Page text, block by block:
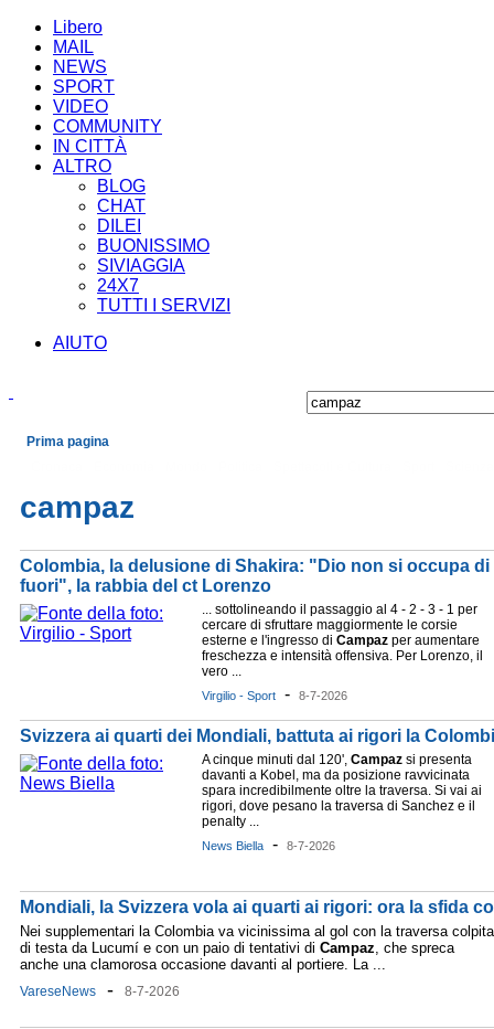
Libero
MAIL
NEWS
SPORT
VIDEO
COMMUNITY
IN CITTÀ
ALTRO
BLOG
CHAT
DILEI
BUONISSIMO
SIVIAGGIA
24X7
TUTTI I SERVIZI
AIUTO
Prima pagina
campaz
Colombia, la delusione di Shakira: "Dio non si occupa
fuori", la rabbia del ct Lorenzo
... sottolineando il passaggio al 4 - 2 - 3 - 1 per
cercare di sfruttare maggiormente le corsie
esterne e l'ingresso di Campaz per aumentare
freschezza e intensità offensiva. Per Lorenzo, il
vero ...
Virgilio - Sport - 8-7-2026
Svizzera ai quarti dei Mondiali, battuta ai rigori la
A cinque minuti dal 120', Campaz si presenta
davanti a Kobel, ma da posizione ravvicinata
spara incredibilmente oltre la traversa. Si vai ai
rigori, dove pesano la traversa di Sanchez e il
penalty ...
News Biella - 8-7-2026
Mondiali, la Svizzera vola ai quarti ai rigori: ora la sfida
Nei supplementari la Colombia va vicinissima al gol con la traversa colpita
di testa da Lucumí e con un paio di tentativi di Campaz, che spreca
anche una clamorosa occasione davanti al portiere. La ...
VareseNews - 8-7-2026